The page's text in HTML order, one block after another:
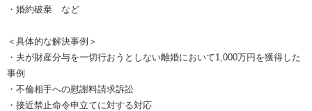
・婚約破棄 など
＜具体的な解決事例＞
・夫が財産分与を一切行おうとしない離婚において1,000万円を獲得した
事例
・不倫相手への慰謝料請求訴訟
・接近禁止命令申立てに対する対応